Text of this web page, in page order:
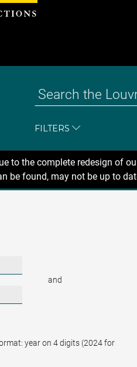
FILTERS
to the complete redesign of
be found, may not be up to
and
year on 4 digits (2024 for
panel